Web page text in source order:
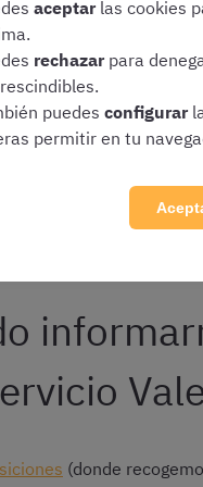
niveles y
Electricistas,
los años se
Servicio Valenciano
(donde
aceptar las cookies
rechazar para
puedes configurar
permitir en tu